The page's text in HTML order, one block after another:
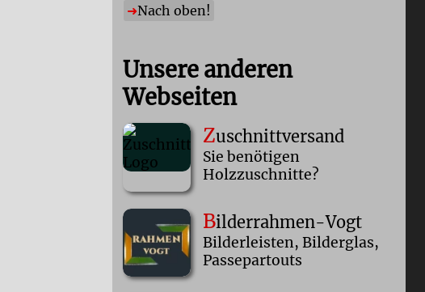
Nach oben!
Unsere anderen
Webseiten
Zuschnittversand
Sie benötigen
Holzzuschnitte?
Bilderrahmen-Vogt
Bilderleisten, Bilderglas,
Passepartouts